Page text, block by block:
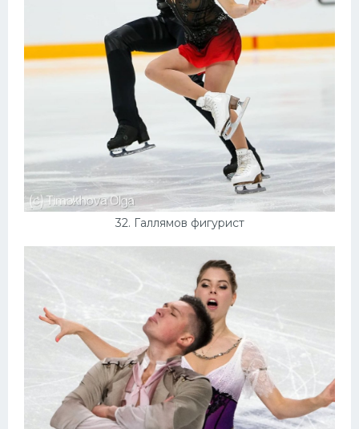
32. Галлямов фигурист